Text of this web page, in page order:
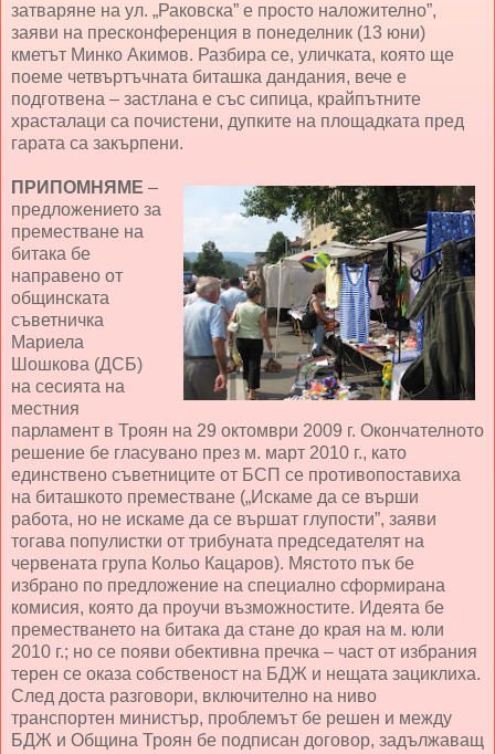
затваряне на ул. „Раковска” е просто наложително”,
заяви на пресконференция в понеделник (13 юни)
кметът Минко Акимов. Разбира се, уличката, която ще
поеме четвъртъчната биташка дандания, вече е
подготвена – застлана е със сипица, крайпътните
храсталаци са почистени, дупките на площадката пред
гарата са закърпени.
ПРИПОМНЯМЕ –
предложението за
преместване на
битака бе
направено от
общинската
съветничка
Мариела
Шошкова (ДСБ)
на сесията на
местния
парламент в Троян на 29 октомври 2009 г. Окончателното
решение бе гласувано през м. март 2010 г., като
единствено съветниците от БСП се противопоставиха
на биташкото преместване („Искаме да се върши
работа, но не искаме да се вършат глупости”, заяви
тогава популистки от трибуната председателят на
червената група Кольо Кацаров). Мястото пък бе
избрано по предложение на специално сформирана
комисия, която да проучи възможностите. Идеята бе
преместването на битака да стане до края на м. юли
2010 г.; но се появи обективна пречка – част от избрания
терен се оказа собственост на БДЖ и нещата зациклиха.
След доста разговори, включително на ниво
транспортен министър, проблемът бе решен и между
БДЖ и Община Троян бе подписан договор, задължаващ